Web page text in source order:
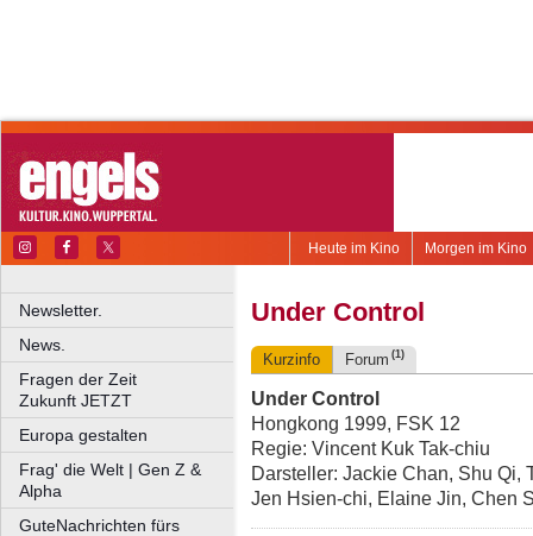
Morgen im Kino
Heute im Kino
Newsletter.
News.
Fragen der Zeit
Zukunft JETZT
Europa gestalten
Frag' die Welt | Gen Z &
Alpha
GuteNachrichten fürs
Under Control
Kurzinfo Forum (1)
Under Control
Hongkong 1999, FSK 12
Regie: Vincent Kuk Tak-chiu
Darsteller: Jackie Chan, Shu Qi,
Jen Hsien-chi, Elaine Jin, Chen